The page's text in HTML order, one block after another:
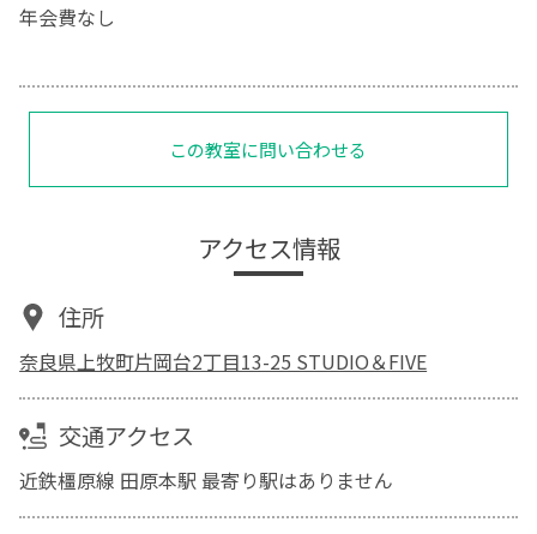
年会費なし
この教室に問い合わせる
アクセス情報
住所
奈良県上牧町片岡台2丁目13-25 STUDIO＆FIVE
交通アクセス
近鉄橿原線 田原本駅 最寄り駅はありません